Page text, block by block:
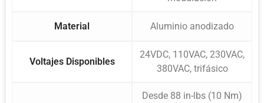
Material Aluminio anodizado
Voltajes Disponibles
24VDC, 110VAC, 230VAC,
380VAC, trifásico
Desde 88 in-lbs (10 Nm)